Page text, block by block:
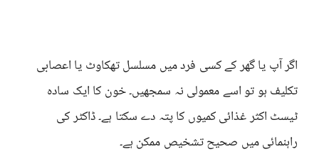
اگر آپ یا گھر کے کسی فرد میں مسلسل تھکاوٹ یا اعصابی
تکلیف ہو تو اسے معمولی نہ سمجھیں۔ خون کا ایک سادہ
ٹیسٹ اکثر غذائی کمیوں کا پتہ دے سکتا ہے۔ ڈاکٹر کی
راہنمائی میں صحیح تشخیص ممکن ہے۔